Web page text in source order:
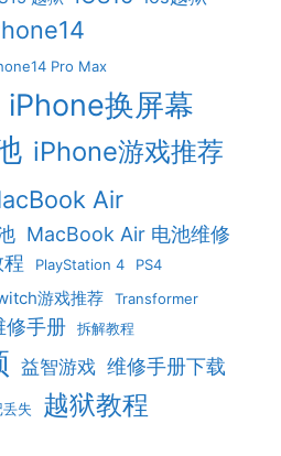
Pro Max
iPhone换屏幕
iPhone游戏推荐
Air
MacBook Air 电池维修
PlayStation 4 PS4
游戏推荐 Transformer
修手册 拆解教程
益智游戏 维修手册下载
失 越狱教程